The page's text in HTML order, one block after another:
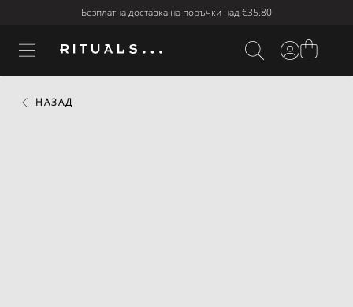
Безплатна доставка на поръчки над€35.80
НАЗАД